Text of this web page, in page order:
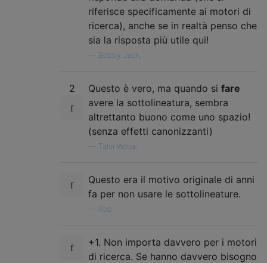
riferisce specificamente ai motori di
ricerca), anche se in realtà penso che
sia la risposta più utile qui!
Bobby Jack,
2 Questo è vero, ma quando si fare
avere la sottolineatura, sembra
altrettanto buono come uno spazio!
(senza effetti canonizzanti)
Talvi Watia,
Questo era il motivo originale di anni
fa per non usare le sottolineature.
Rob,
+1. Non importa davvero per i motori
di ricerca. Se hanno davvero bisogno